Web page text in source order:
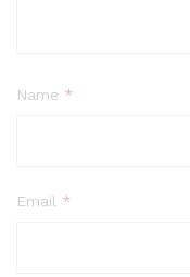
Name *
Email *